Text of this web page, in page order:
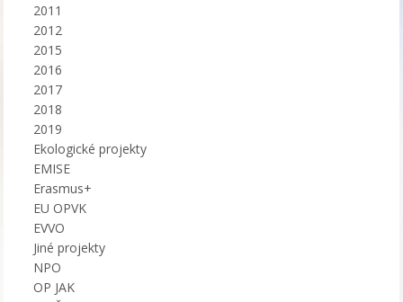
2011
2012
2015
2016
2017
2018
2019
Ekologické projekty
EMISE
Erasmus+
EU OPVK
EVVO
Jiné projekty
NPO
OP JAK